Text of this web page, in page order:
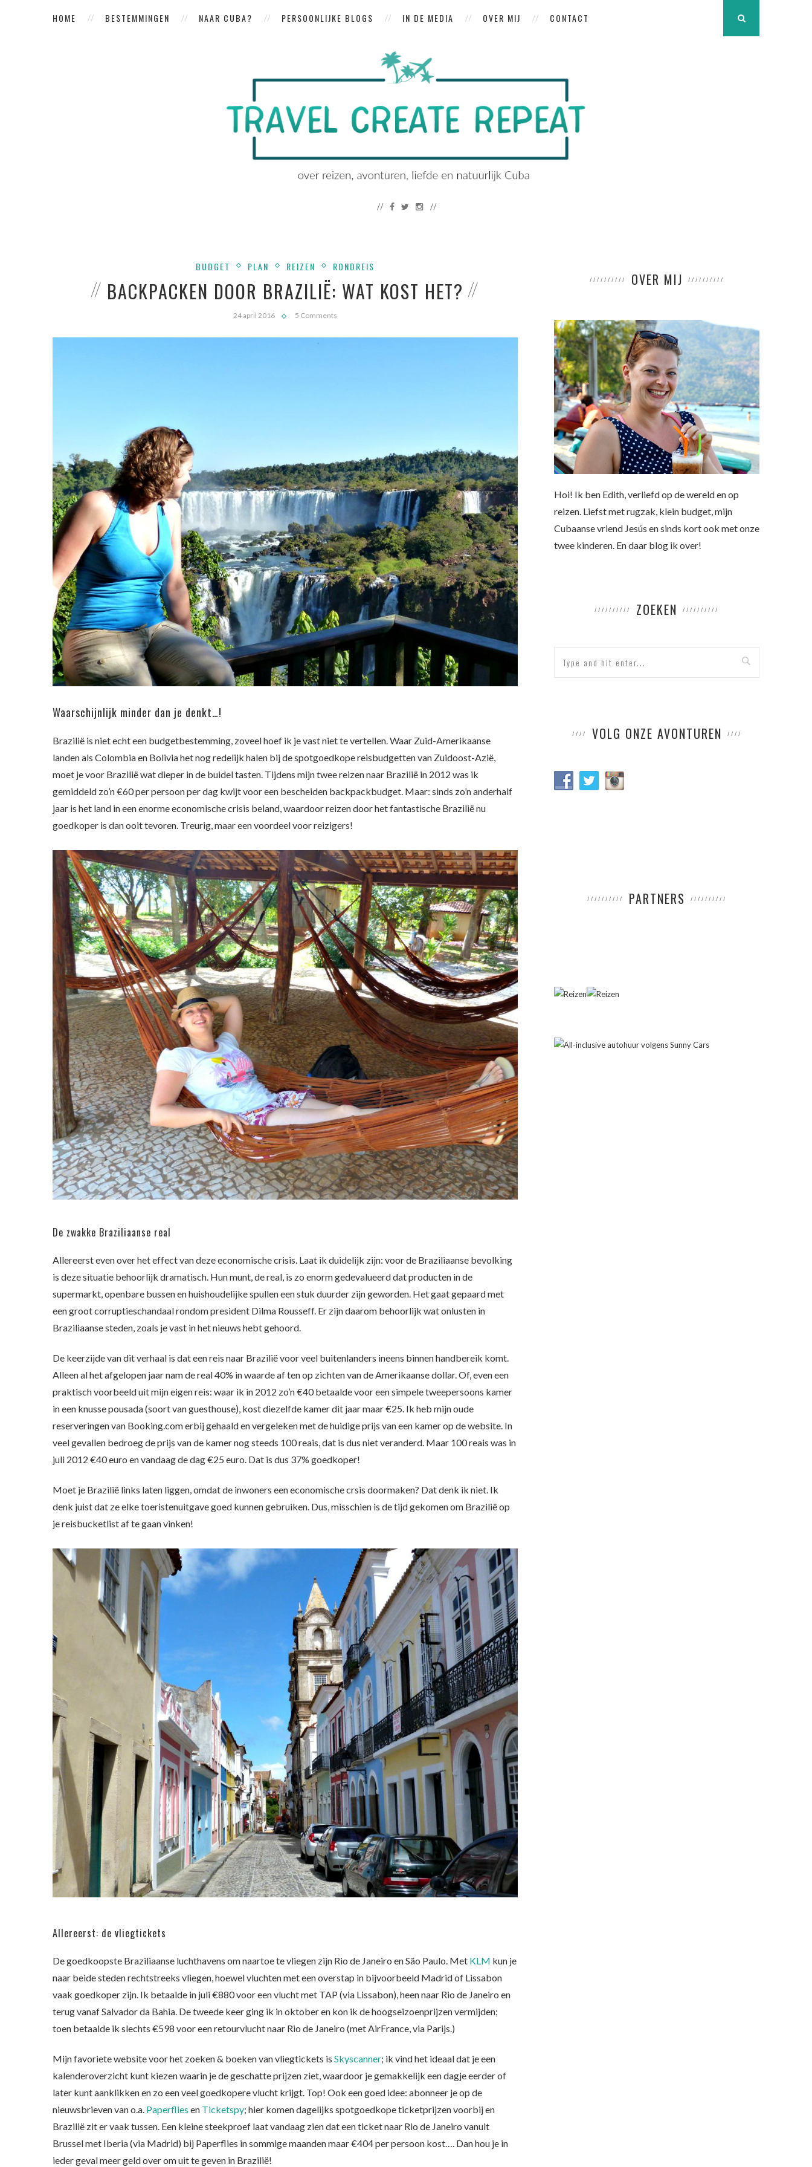
HOME BESTEMMINGEN NAAR CUBA? PERSOONLIJKE BLOGS IN DE MEDIA OVER MIJ CONTACT
BUDGET PLAN REIZEN RONDREIS
BACKPACKEN DOOR BRAZILIË: WAT KOST HET?
24 april 2016 5 Comments
Waarschijnlijk minder dan je denkt…!
Brazilië is niet echt een budgetbestemming, zoveel hoef ik je vast niet te vertellen. Waar Zuid-Amerikaanse
landen als Colombia en Bolivia het nog redelijk halen bij de spotgoedkope reisbudgetten van Zuidoost-Azië,
moet je voor Brazilië wat dieper in de buidel tasten. Tijdens mijn twee reizen naar Brazilië in 2012 was ik
gemiddeld zo’n €60 per persoon per dag kwijt voor een bescheiden backpackbudget. Maar: sinds zo’n anderhalf
jaar is het land in een enorme economische crisis beland, waardoor reizen door het fantastische Brazilië nu
goedkoper is dan ooit tevoren. Treurig, maar een voordeel voor reizigers!
De zwakke Braziliaanse real
Allereerst even over het effect van deze economische crisis. Laat ik duidelijk zijn: voor de Braziliaanse bevolking
is deze situatie behoorlijk dramatisch. Hun munt, de real, is zo enorm gedevalueerd dat producten in de
supermarkt, openbare bussen en huishoudelijke spullen een stuk duurder zijn geworden. Het gaat gepaard met
een groot corruptieschandaal rondom president Dilma Rousseff. Er zijn daarom behoorlijk wat onlusten in
Braziliaanse steden, zoals je vast in het nieuws hebt gehoord.
De keerzijde van dit verhaal is dat een reis naar Brazilië voor veel buitenlanders ineens binnen handbereik komt.
Alleen al het afgelopen jaar nam de real 40% in waarde af ten op zichten van de Amerikaanse dollar. Of, even een
praktisch voorbeeld uit mijn eigen reis: waar ik in 2012 zo’n €40 betaalde voor een simpele tweepersoons kamer
in een knusse pousada (soort van guesthouse), kost diezelfde kamer dit jaar maar €25. Ik heb mijn oude
reserveringen van Booking.com erbij gehaald en vergeleken met de huidige prijs van een kamer op de website. In
veel gevallen bedroeg de prijs van de kamer nog steeds 100 reais, dat is dus niet veranderd. Maar 100 reais was in
juli 2012 €40 euro en vandaag de dag €25 euro. Dat is dus 37% goedkoper!
Moet je Brazilië links laten liggen, omdat de inwoners een economische crsis doormaken? Dat denk ik niet. Ik
denk juist dat ze elke toeristenuitgave goed kunnen gebruiken. Dus, misschien is de tijd gekomen om Brazilië op
je reisbucketlist af te gaan vinken!
Allereerst: de vliegtickets
De goedkoopste Braziliaanse luchthavens om naartoe te vliegen zijn Rio de Janeiro en São Paulo. Met KLM kun je
naar beide steden rechtstreeks vliegen, hoewel vluchten met een overstap in bijvoorbeeld Madrid of Lissabon
vaak goedkoper zijn. Ik betaalde in juli €880 voor een vlucht met TAP (via Lissabon), heen naar Rio de Janeiro en
terug vanaf Salvador da Bahia. De tweede keer ging ik in oktober en kon ik de hoogseizoenprijzen vermijden;
toen betaalde ik slechts €598 voor een retourvlucht naar Rio de Janeiro (met AirFrance, via Parijs.)
Mijn favoriete website voor het zoeken & boeken van vliegtickets is Skyscanner; ik vind het ideaal dat je een
kalenderoverzicht kunt kiezen waarin je de geschatte prijzen ziet, waardoor je gemakkelijk een dagje eerder of
later kunt aanklikken en zo een veel goedkopere vlucht krijgt. Top! Ook een goed idee: abonneer je op de
nieuwsbrieven van o.a. Paperflies en Ticketspy; hier komen dagelijks spotgoedkope ticketprijzen voorbij en
Brazilië zit er vaak tussen. Een kleine steekproef laat vandaag zien dat een ticket naar Rio de Janeiro vanuit
Brussel met Iberia (via Madrid) bij Paperflies in sommige maanden maar €404 per persoon kost…. Dan hou je in
ieder geval meer geld over om uit te geven in Brazilië!
OVER MIJ
Hoi! Ik ben Edith, verliefd op de wereld en op
reizen. Liefst met rugzak, klein budget, mijn
Cubaanse vriend Jesús en sinds kort ook met onze
twee kinderen. En daar blog ik over!
ZOEKEN
VOLG ONZE AVONTUREN
PARTNERS